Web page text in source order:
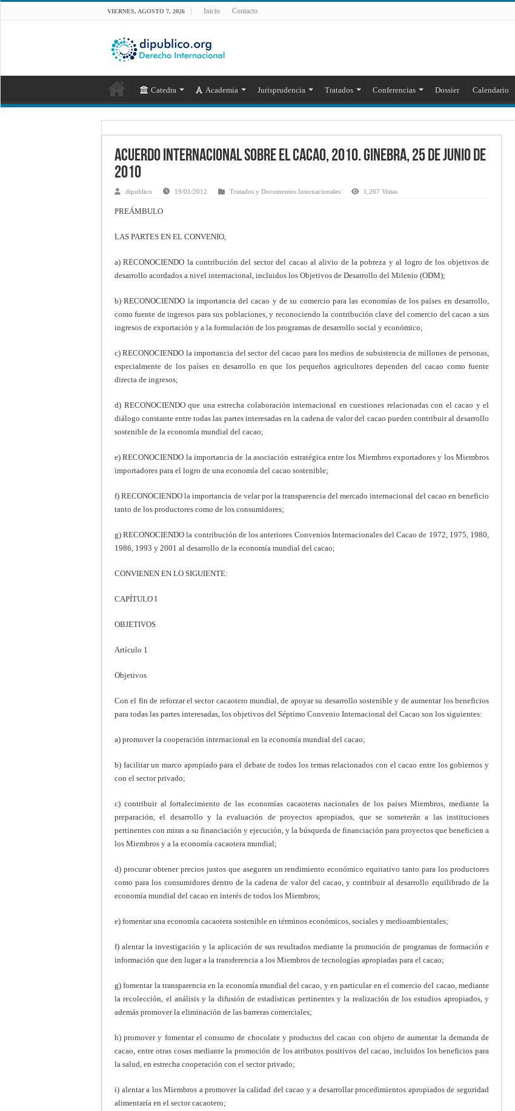
VIERNES, AGOSTO 7, 2026 Inicio Contacto
Catedra Academia Jurisprudencia Tratados Conferencias Dossier Calendario
Acuerdo Internacional sobre el Cacao, 2010. Ginebra, 25 de junio de
2010
dipublico 19/01/2012 Tratados y Documentos Internacionales 1,267 Vistas
PREÁMBULO
LAS PARTES EN EL CONVENIO,
a) RECONOCIENDO la contribución del sector del cacao al alivio de la pobreza y al logro de los objetivos de
desarrollo acordados a nivel internacional, incluidos los Objetivos de Desarrollo del Milenio (ODM);
b) RECONOCIENDO la importancia del cacao y de su comercio para las economías de los países en desarrollo,
como fuente de ingresos para sus poblaciones, y reconociendo la contribución clave del comercio del cacao a sus
ingresos de exportación y a la formulación de los programas de desarrollo social y económico;
c) RECONOCIENDO la importancia del sector del cacao para los medios de subsistencia de millones de personas,
especialmente de los países en desarrollo en que los pequeños agricultores dependen del cacao como fuente
directa de ingresos;
d) RECONOCIENDO que una estrecha colaboración internacional en cuestiones relacionadas con el cacao y el
diálogo constante entre todas las partes interesadas en la cadena de valor del cacao pueden contribuir al desarrollo
sostenible de la economía mundial del cacao;
e) RECONOCIENDO la importancia de la asociación estratégica entre los Miembros exportadores y los Miembros
importadores para el logro de una economía del cacao sostenible;
f) RECONOCIENDO la importancia de velar por la transparencia del mercado internacional del cacao en beneficio
tanto de los productores como de los consumidores;
g) RECONOCIENDO la contribución de los anteriores Convenios Internacionales del Cacao de 1972, 1975, 1980,
1986, 1993 y 2001 al desarrollo de la economía mundial del cacao;
CONVIENEN EN LO SIGUIENTE:
CAPÍTULO I
OBJETIVOS
Artículo 1
Objetivos
Con el fin de reforzar el sector cacaotero mundial, de apoyar su desarrollo sostenible y de aumentar los beneficios
para todas las partes interesadas, los objetivos del Séptimo Convenio Internacional del Cacao son los siguientes:
a) promover la cooperación internacional en la economía mundial del cacao;
b) facilitar un marco apropiado para el debate de todos los temas relacionados con el cacao entre los gobiernos y
con el sector privado;
c) contribuir al fortalecimiento de las economías cacaoteras nacionales de los países Miembros, mediante la
preparación, el desarrollo y la evaluación de proyectos apropiados, que se someterán a las instituciones
pertinentes con miras a su financiación y ejecución, y la búsqueda de financiación para proyectos que beneficien a
los Miembros y a la economía cacaotera mundial;
d) procurar obtener precios justos que aseguren un rendimiento económico equitativo tanto para los productores
como para los consumidores dentro de la cadena de valor del cacao, y contribuir al desarrollo equilibrado de la
economía mundial del cacao en interés de todos los Miembros;
e) fomentar una economía cacaotera sostenible en términos económicos, sociales y medioambientales;
f) alentar la investigación y la aplicación de sus resultados mediante la promoción de programas de formación e
información que den lugar a la transferencia a los Miembros de tecnologías apropiadas para el cacao;
g) fomentar la transparencia en la economía mundial del cacao, y en particular en el comercio del cacao, mediante
la recolección, el análisis y la difusión de estadísticas pertinentes y la realización de los estudios apropiados, y
además promover la eliminación de las barreras comerciales;
h) promover y fomentar el consumo de chocolate y productos del cacao con objeto de aumentar la demanda de
cacao, entre otras cosas mediante la promoción de los atributos positivos del cacao, incluidos los beneficios para
la salud, en estrecha cooperación con el sector privado;
i) alentar a los Miembros a promover la calidad del cacao y a desarrollar procedimientos apropiados de seguridad
alimentaría en el sector cacaotero;